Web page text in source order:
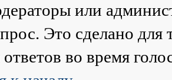
или
Это сделано для
во время